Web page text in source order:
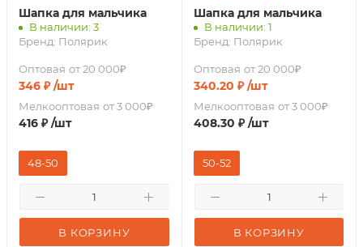
Шапка для мальчика
В наличии: 3
Бренд: Полярик
Оптовая от 20 000₽
346 ₽ /шт
Мелкооптовая от 3 000₽
416 ₽ /шт
В КОРЗИНУ
48-50
Шапка для мальчика
В наличии: 1
Бренд: Полярик
Оптовая от 20 000₽
340.20 ₽ /шт
Мелкооптовая от 3 000₽
408.30 ₽ /шт
В КОРЗИНУ
50-52